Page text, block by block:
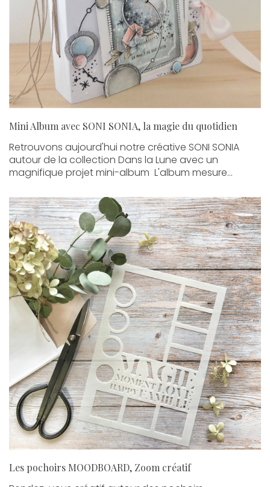
Mini Album avec SONI SONIA, la magie du quotidien
Retrouvons aujourd'hui notre créative SONI SONIA
autour de la collection Dans la Lune avec un
magnifique projet mini-album L'album mesure...
Les pochoirs MOODBOARD, Zoom créatif